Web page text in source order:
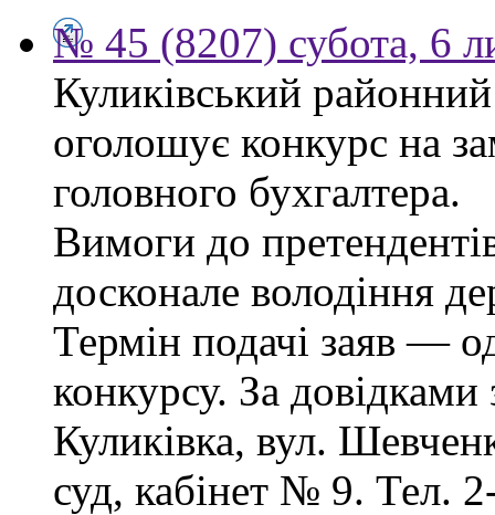
№ 45 (8207) субота, 6
Куликівський районний
оголошує конкурс на
головного бухгалтера.
Вимоги до
досконале володіння
Термін подачі заяв —
конкурсу. За
Куликівка, вул.
суд, кабінет № 9. Тел.